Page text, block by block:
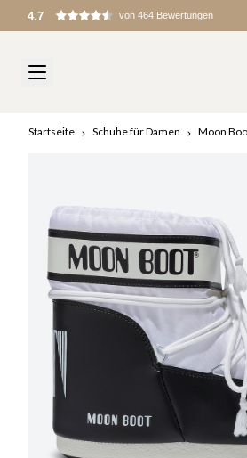
Zölle und Gebühren werden bei der Einfuhr
Startseite Schuhe für Damen Moon